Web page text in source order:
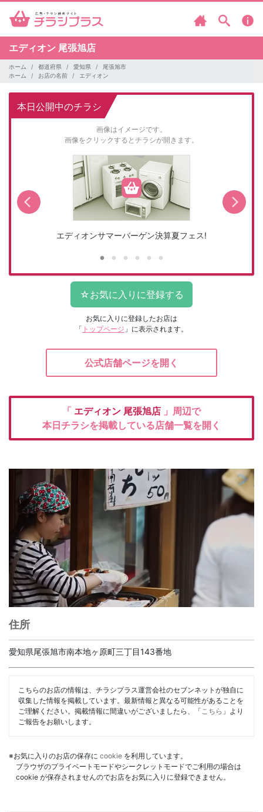
エディオン 尾張旭店
ホーム 都道府県 愛知県
尾張旭市
ホーム
お店の名前 エディオン
本日公開中のチラシ
画像はイメージです。
画像をクリックするとチラシが開きます。
エディオンサマーバーゲン決算夏フェス!
お気に入りに登録したお店は
「 トップページ 」に表示されます。
公式店舗ページを開く
「 エディオン 尾張旭店 」周辺で
本日チラシを掲載している店舗一覧を開く
住所
愛知県尾張旭市南本地ヶ原町三丁目143番地
こちらのお店の情報は、チラシプラス運営会社のセブンネットが独自に
収集した情報を掲載しています。最新情報と異なる可能性があることを
ご理解ください。掲載情報に間違いがございましたら、「 こちら 」より
ご報告をお願いします。
※お気に入りのお店の保存に cookie を利用しています。
ブラウザのプライベートモードやシークレットモードでご利用の場合は
cookie が保存されませんのでお店をお気に入りに登録できません。